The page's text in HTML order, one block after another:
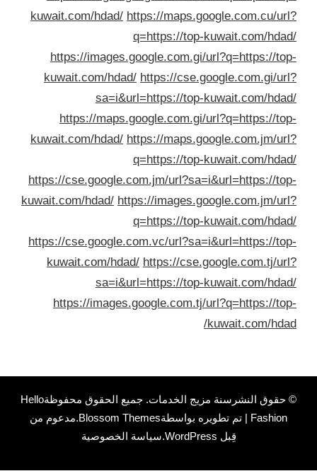
kuwait.com/hdad/ https://maps.google.com.cu/
q=https://top-kuwait.com/
https://images.google.com.gi/url?q=https://
kuwait.com/hdad/ https://cse.google.com.gi/
sa=i&url=https://top-kuwait.com/
https://maps.google.com.gi/url?q=https://
kuwait.com/hdad/ https://maps.google.com.jm/
q=https://top-kuwait.com/
https://cse.google.com.jm/url?sa=i&url=https://
kuwait.com/hdad/ https://images.google.com.jm/
q=https://top-kuwait.com/
https://cse.google.com.vc/url?sa=i&url=https://
kuwait.com/hdad/ https://cse.google.com.tj/
sa=i&url=https://top-kuwait.com/
https://images.google.com.tj/url?q=https://
kuwait.com/
حقوق النشرسنةمزيج الخدمات. جميع الحقوق محفوظةHello
Fashion | تم تطويره بواسطة
Blossom Themes.مدعوم من
WordPress
.سياسة الخصوصية